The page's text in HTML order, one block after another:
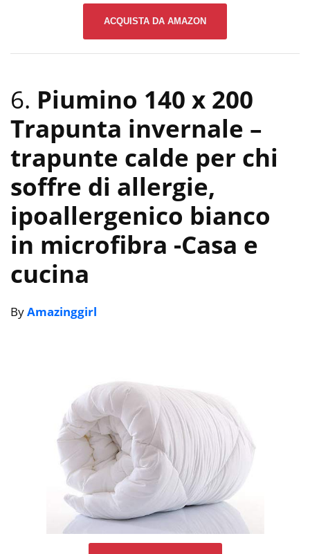
ACQUISTA DA AMAZON
6. Piumino 140 x 200
Trapunta invernale –
trapunte calde per chi
soffre di allergie,
ipoallergenico bianco
in microfibra -Casa e
cucina
ByAmazinggirl